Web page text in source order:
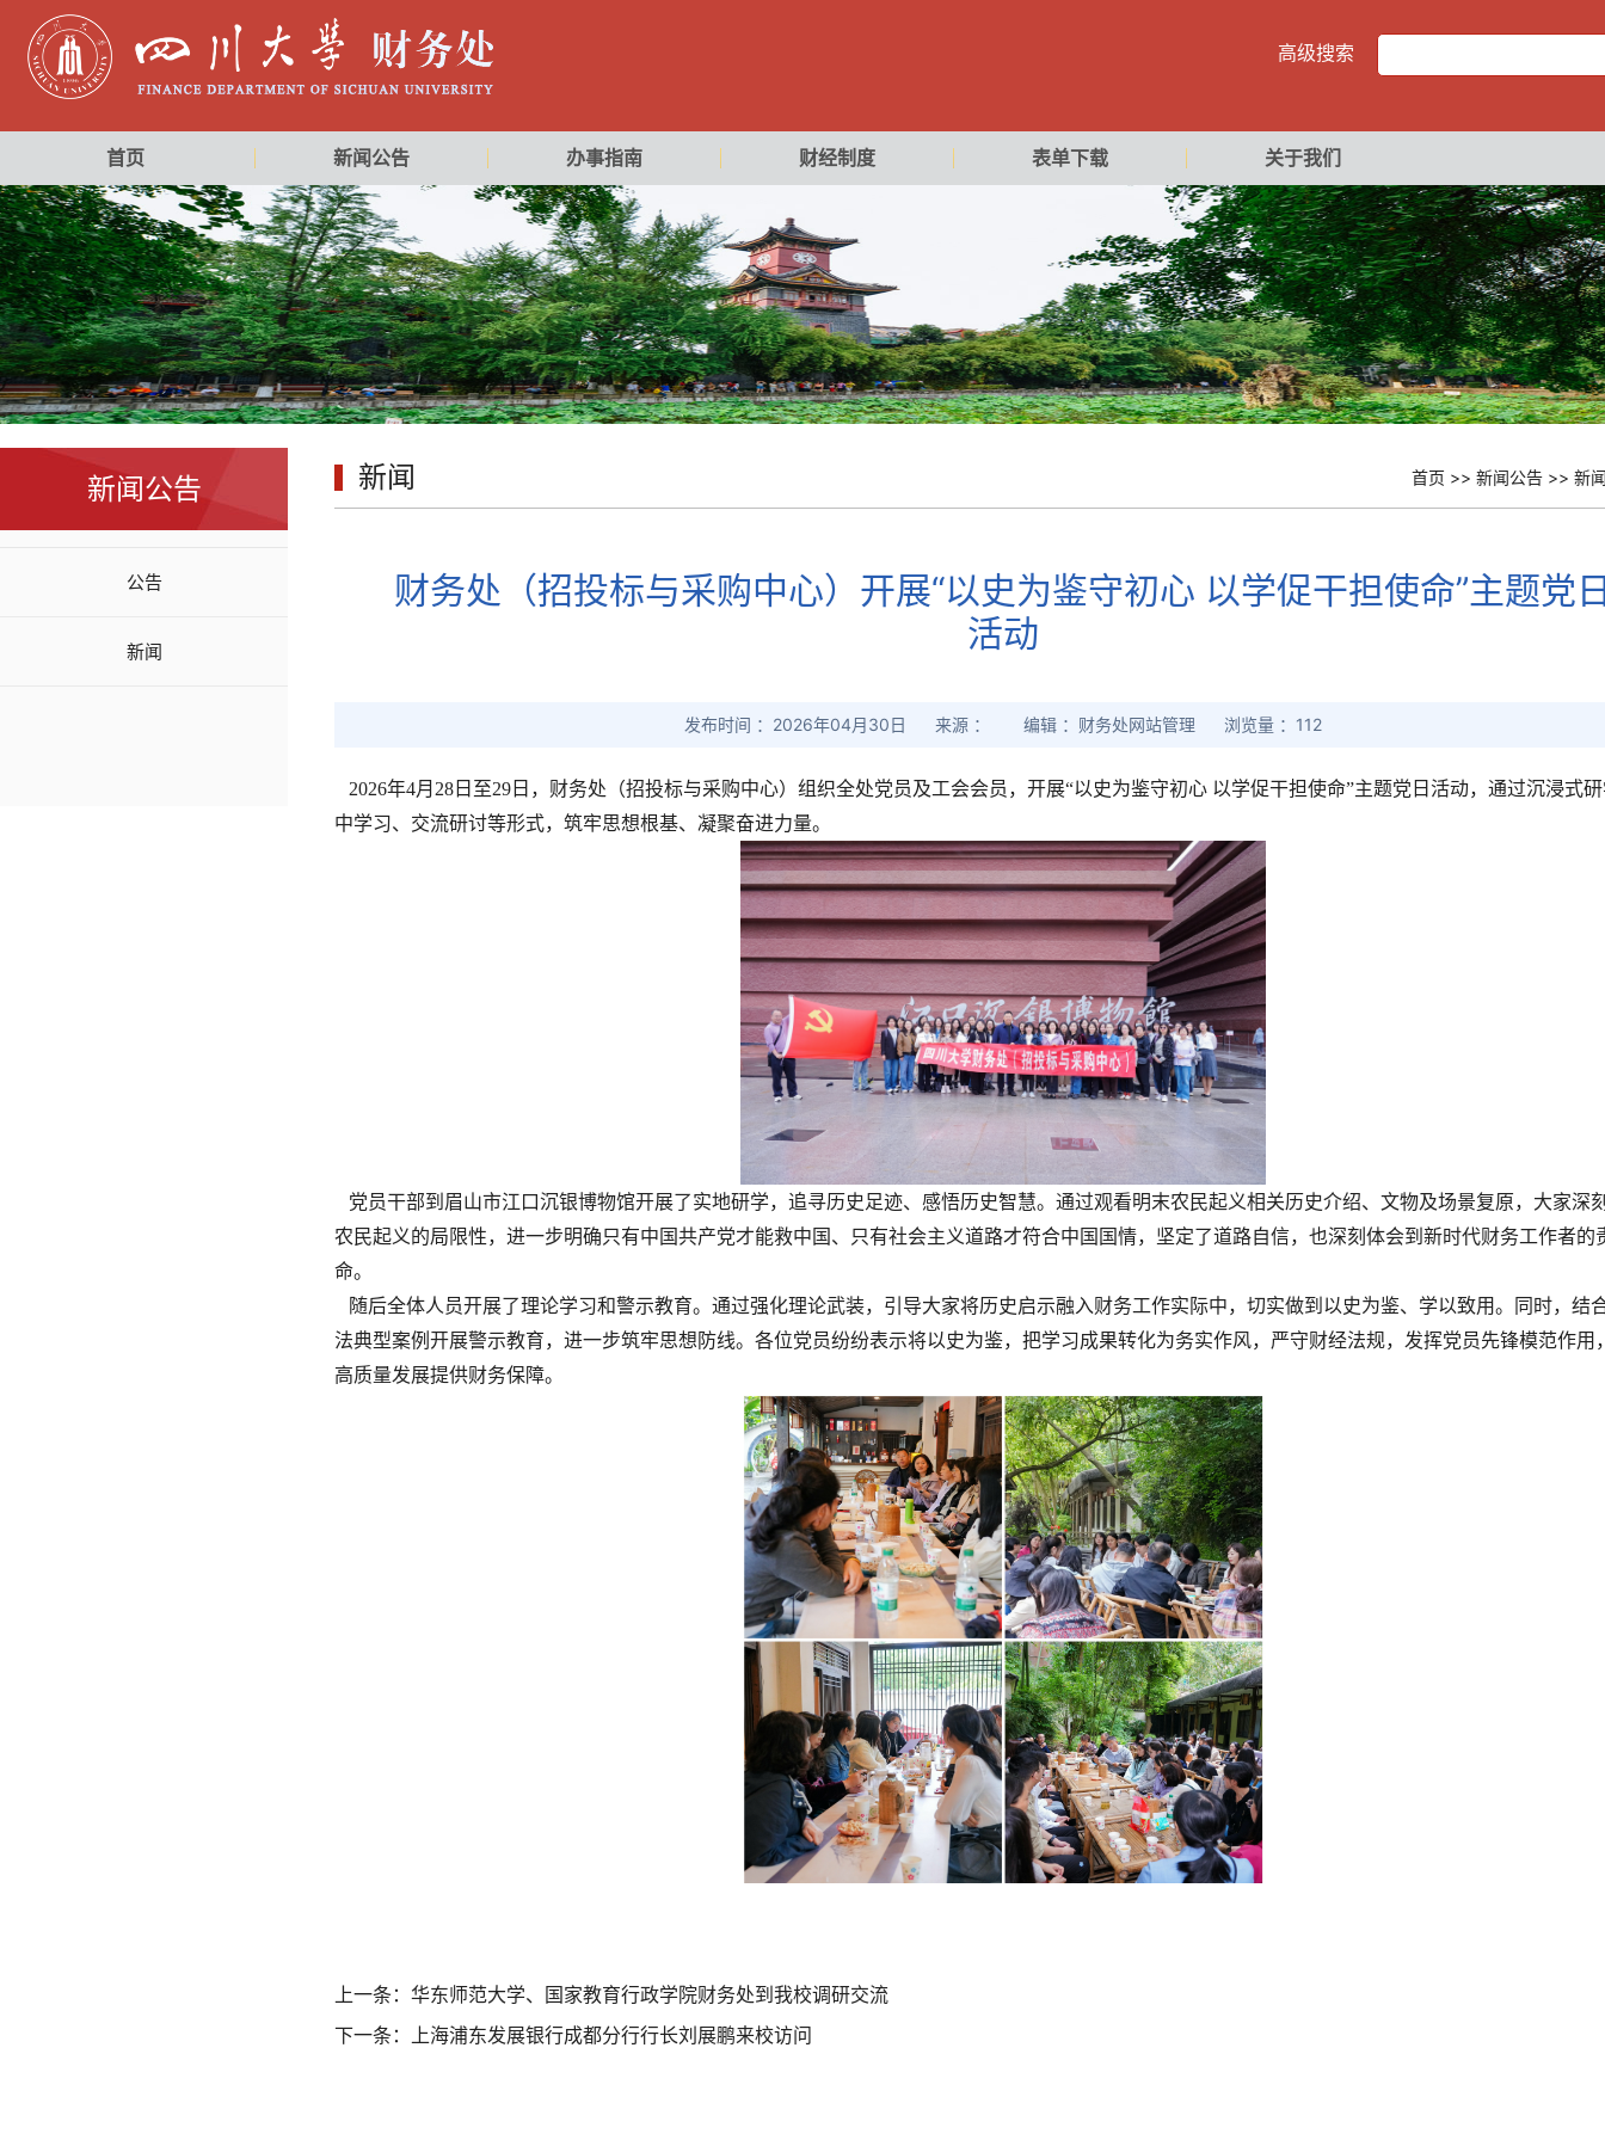
高级搜索
首页 新闻公告 办事指南 财经制度 表单下载 关于我们
新闻公告
公告
新闻
新闻 首页 >> 新闻公告 >> 新
财务处（招投标与采购中心）开展“以史为鉴守初心 以学促干担使命”主题党
活动
发布时间 ：2026年04月30日 来源 ： 编辑 ：财务处网站管理 浏览量 ： 112
2026年4月28日至29日，财务处（招投标与采购中心）组织全处党员及工会会员，开展“以史为鉴守初心 以学促干担使命”主题党日活动，通过沉浸式
中学习、交流研讨等形式，筑牢思想根基、凝聚奋进力量。
党员干部到眉山市江口沉银博物馆开展了实地研学，追寻历史足迹、感悟历史智慧。通过观看明末农民起义相关历史介绍、文物及场景复原，大家深
农民起义的局限性，进一步明确只有中国共产党才能救中国、只有社会主义道路才符合中国国情，坚定了道路自信，也深刻体会到新时代财务工作者的
命。
随后全体人员开展了理论学习和警示教育。通过强化理论武装，引导大家将历史启示融入财务工作实际中，切实做到以史为鉴、学以致用。同时，结
法典型案例开展警示教育，进一步筑牢思想防线。 各位党员纷纷表示将以史为鉴，把学习成果转化为务实作风，严守财经法规，发挥党员先锋模范作用
高质量发展提供财务保障。
上一条： 华东师范大学、国家教育行政学院财务处到我校调研交流
下一条： 上海浦东发展银行成都分行行长刘展鹏来校访问